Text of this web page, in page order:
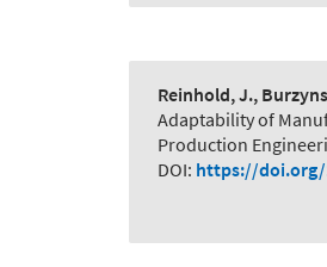
Reinhold, J.,
Adaptability of
Production
DOI: https://doi.org/